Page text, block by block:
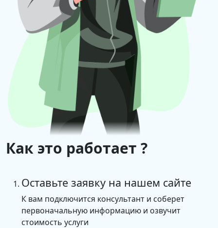
За услуги фирмы«1С» в настоящее время
«1С:Лизинг» не требует дополнительной оплаты.
При необходимости консультирования для
подключения и настроек, можно обратиться к
партнеру фирмы «1С».
Техническая поддержка
Поддержка обеспечивается консультативной
линией фирмы «1С» по электронной почте.
Как это работает ?
Оставьте заявку на нашем сайте
К вам подключится консультант и соберет
первоначальную информацию и озвучит
стоимость услуги